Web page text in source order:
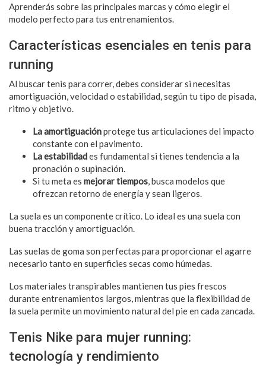
Aprenderás sobre las principales marcas y cómo elegir el
modelo perfecto para tus entrenamientos.
Características esenciales en tenis para
running
Al buscar tenis para correr, debes considerar si necesitas
amortiguación, velocidad o estabilidad, según tu tipo de pisada,
ritmo y objetivo.
La amortiguaciónprotege tus articulaciones del impacto
constante con el pavimento.
La estabilidades fundamental si tienes tendencia a la
pronación o supinación.
Si tu meta es mejorar tiempos, busca modelos que
ofrezcan retorno de energía y sean ligeros.
La suela es un componente crítico. Lo ideal es una suela con
buena tracción y amortiguación.
Las suelas de goma son perfectas para proporcionar el agarre
necesario tanto en superficies secas como húmedas.
Los materiales transpirables mantienen tus pies frescos
durante entrenamientos largos, mientras que la flexibilidad de
la suela permite un movimiento natural del pie en cada zancada.
Tenis Nike para mujer running:
tecnología y rendimiento